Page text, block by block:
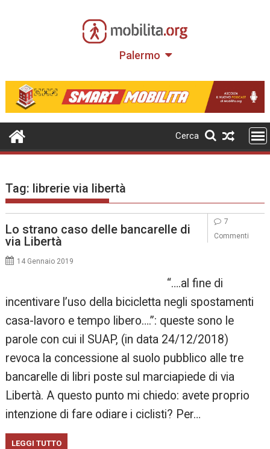
Palermo
Cerca
Tag: librerie via libertà
Lo strano caso delle bancarelle di
via Libertà
14 Gennaio 2019
“….al fine di
incentivare l’uso della bicicletta negli spostamenti
casa-lavoro e tempo libero….”: queste sono le
parole con cui il SUAP, (in data 24/12/2018)
revoca la concessione al suolo pubblico alle tre
bancarelle di libri poste sul marciapiede di via
Libertà. A questo punto mi chiedo: avete proprio
intenzione di fare odiare i ciclisti? Per…
LEGGI TUTTO
7
Commenti